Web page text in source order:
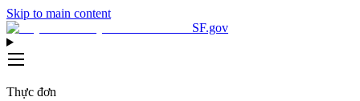
Skip to main content
SF.gov
Thực đơn